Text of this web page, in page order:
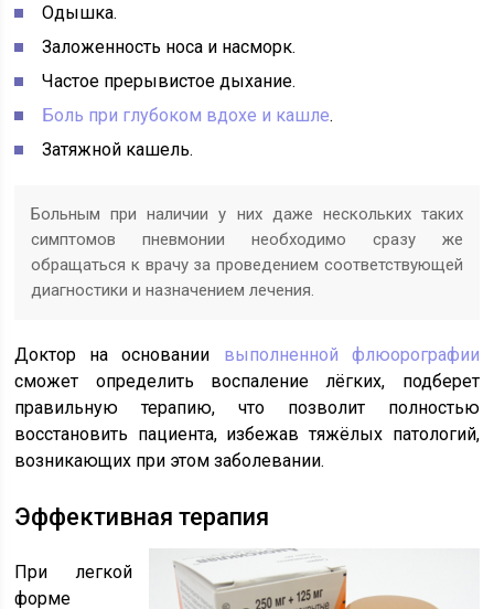
Одышка.
Заложенность носа и насморк.
Частое прерывистое дыхание.
Боль при глубоком вдохе и кашле.
Затяжной кашель.
Больным при наличии у них даже нескольких таких
симптомов пневмонии необходимо сразу же
обращаться к врачу за проведением соответствующей
диагностики и назначением лечения.
Доктор на основании выполненной флюорографии
сможет определить воспаление лёгких, подберет
правильную терапию, что позволит полностью
восстановить пациента, избежав тяжёлых патологий,
возникающих при этом заболевании.
Эффективная терапия
При легкой
форме